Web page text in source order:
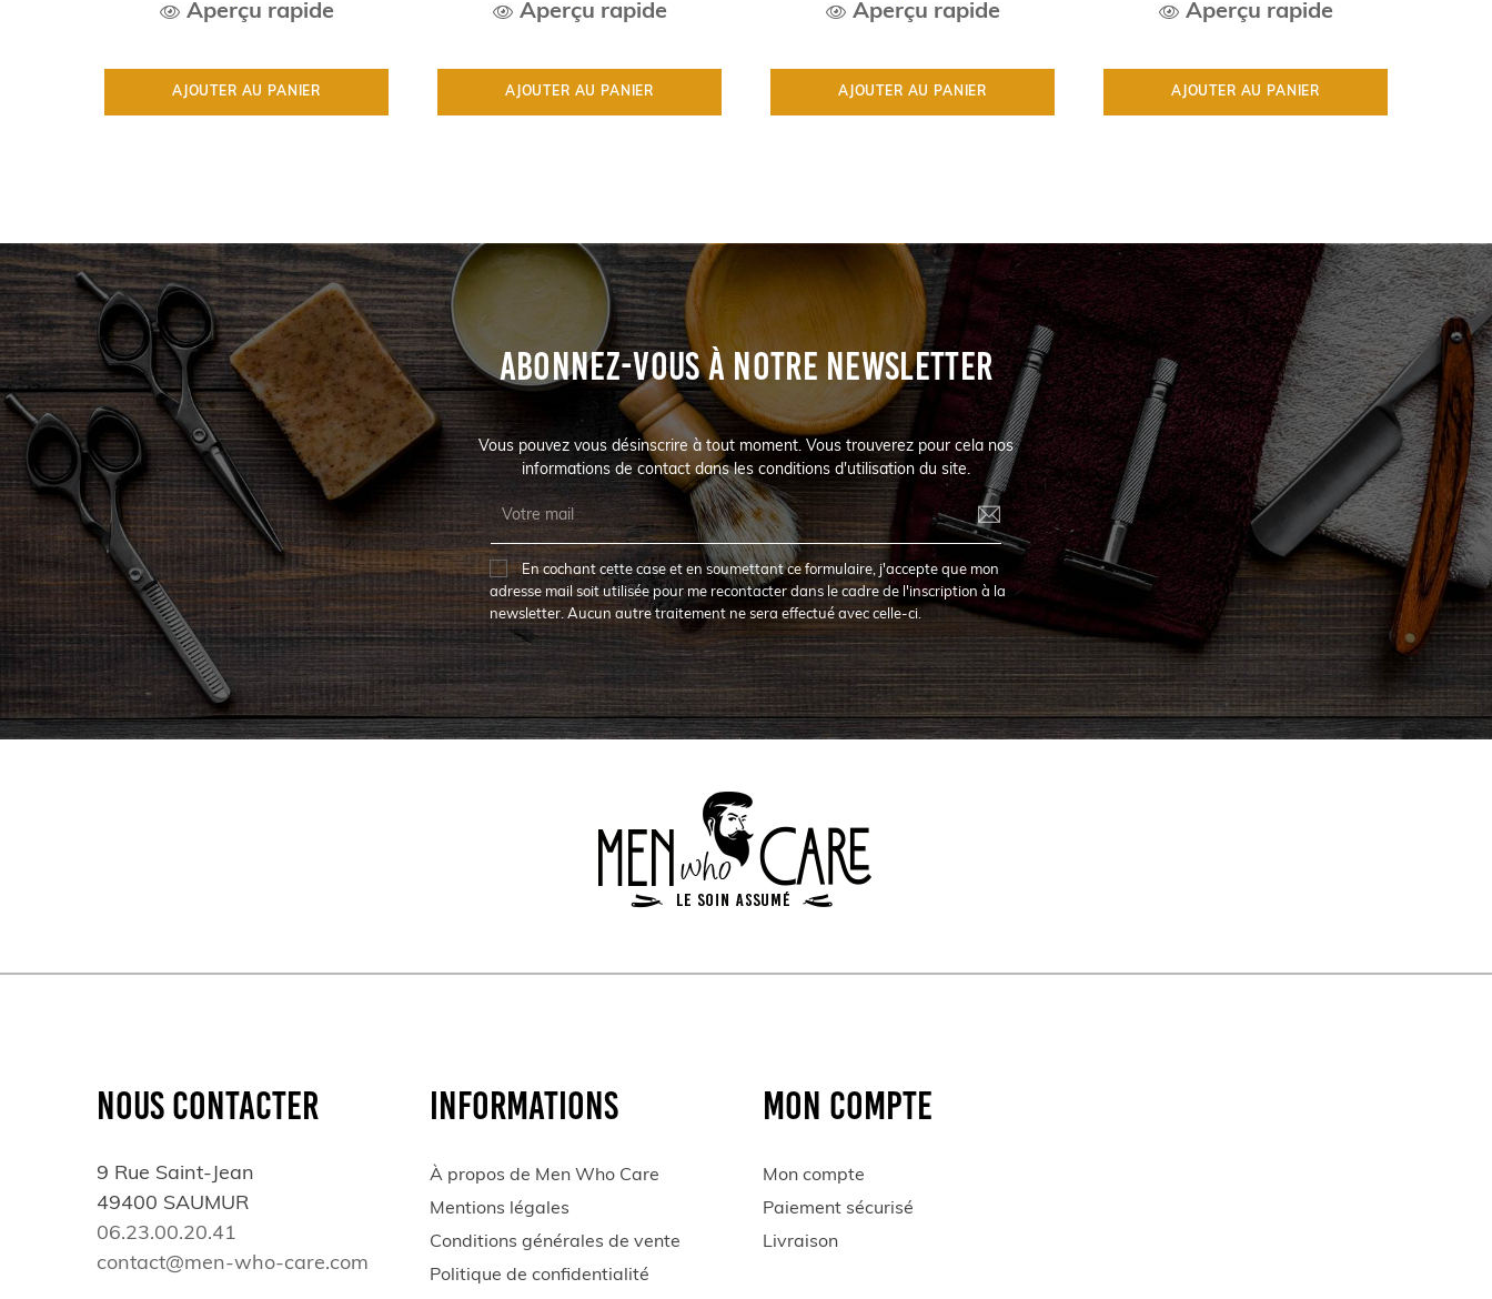
Aperçu rapide
AJOUTER AU PANIER
Aperçu rapide
AJOUTER AU PANIER
Aperçu rapide
AJOUTER AU PANIER
Aperçu rapide
AJOUTER AU PANIER
ABONNEZ-VOUS À NOTRE NEWSLETTER
Vous pouvez vous désinscrire à tout moment. Vous trouverez pour cela nos
informations de contact dans les conditions d'utilisation du site.
En cochant cette case et en soumettant ce formulaire, j'accepte que mon
adresse mail soit utilisée pour me recontacter dans le cadre de l'inscription à la
newsletter. Aucun autre traitement ne sera effectué avec celle-ci.
NOUS CONTACTER
9 Rue Saint-Jean
49400 SAUMUR
06.23.00.20.41
contact@men-who-care.com
INFORMATIONS
À propos de Men Who Care
Mentions légales
Conditions générales de vente
Politique de confidentialité
MON COMPTE
Mon compte
Paiement sécurisé
Livraison